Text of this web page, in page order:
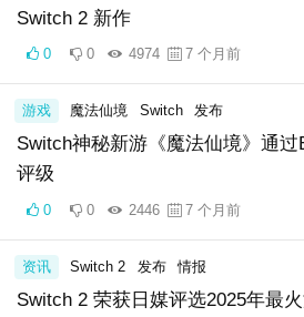
Switch 2 新作
0 0 4974 7 个月前
Switch神秘新游《魔法仙境》通过
评级
游戏 魔法仙境 Switch 发布
0 0 2446 7 个月前
Switch 2 荣获日媒评选2025年最
资讯 Switch 2 发布 情报